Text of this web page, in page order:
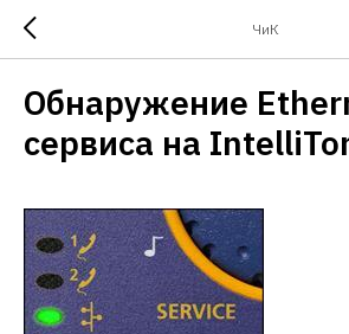
ЧиК
Обнаружение
сервиса на